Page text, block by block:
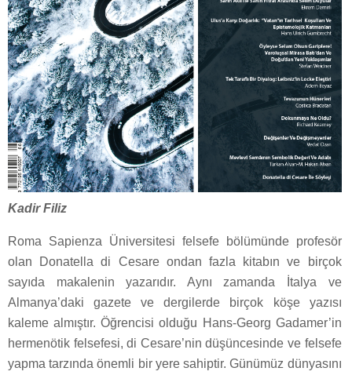
Kadir Filiz
Roma Sapienza Üniversitesi felsefe bölümünde profesör
olan Donatella di Cesare ondan fazla kitabın ve birçok
sayıda makalenin yazarıdır. Aynı zamanda İtalya ve
Almanya’daki gazete ve dergilerde birçok köşe yazısı
kaleme almıştır. Öğrencisi olduğu Hans-Georg Gadamer’in
hermenötik felsefesi, di Cesare’nin düşüncesinde ve felsefe
yapma tarzında önemli bir yere sahiptir. Günümüz dünyasını